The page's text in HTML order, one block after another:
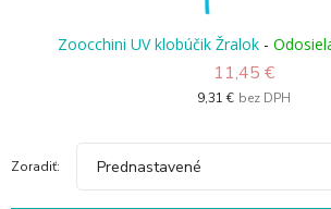
Zoocchini UV klobúčik Žralok -
11,45 €
9,31 € bez DPH
Zoradiť: Prednastavené